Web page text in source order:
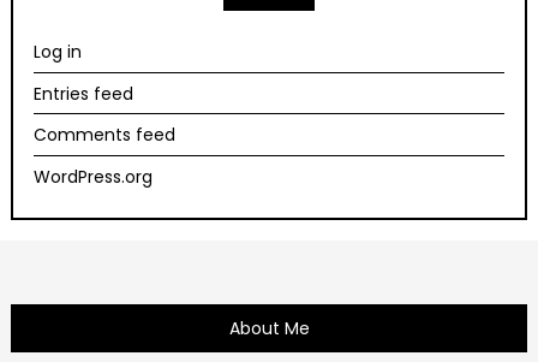
Log in
Entries feed
Comments feed
WordPress.org
About Me